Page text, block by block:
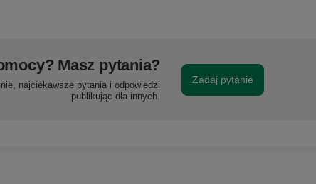
Masz pytania?
najciekawsze pytania i odpowiedzi
publikując dla innych.
Zadaj pytanie